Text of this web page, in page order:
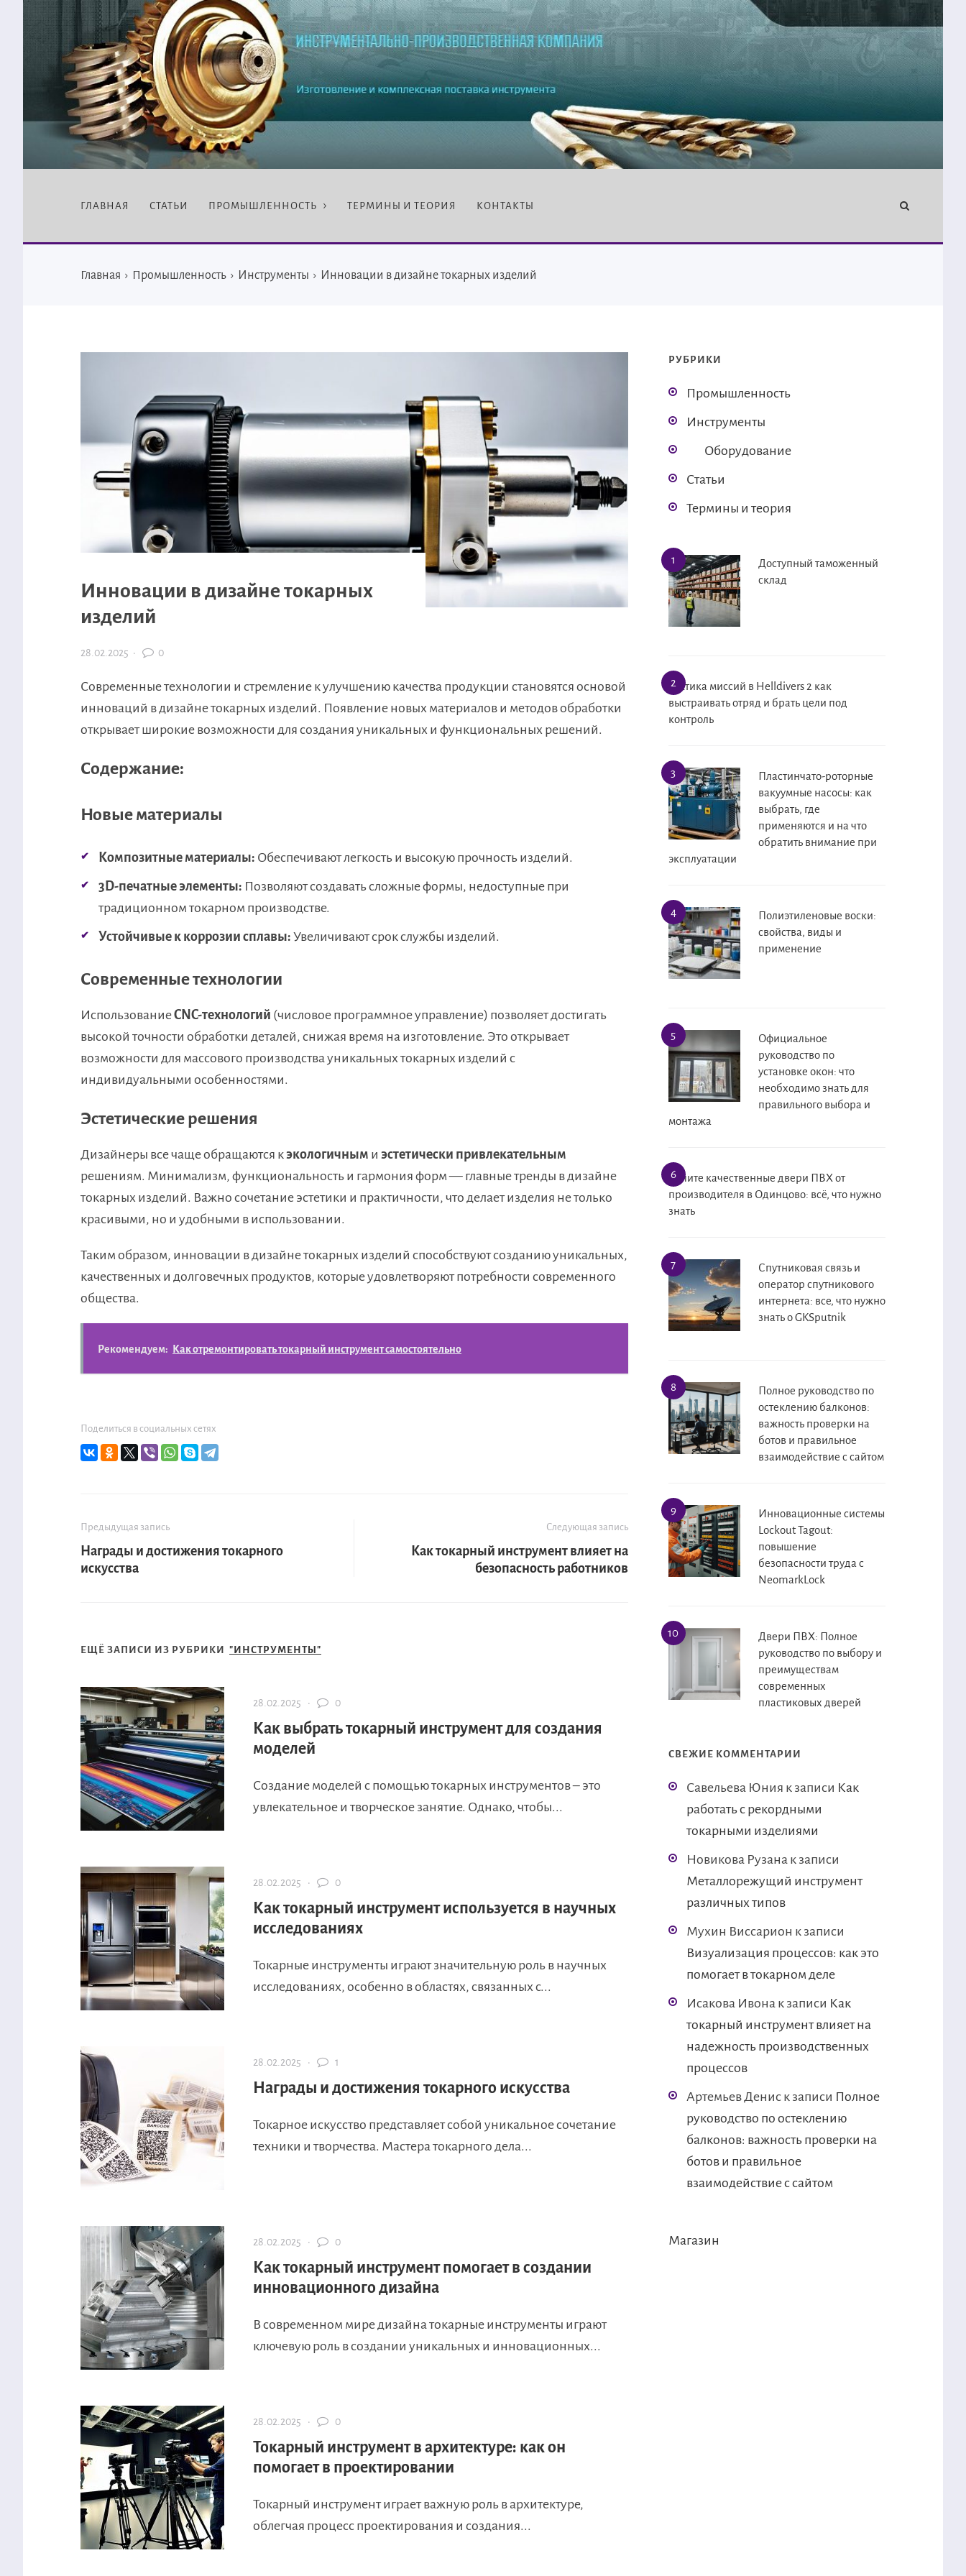
ГЛАВНАЯ СТАТЬИ ПРОМЫШЛЕННОСТЬ ТЕРМИНЫ И ТЕОРИЯ КОНТАКТЫ
Главная › Промышленность › Инструменты › Инновации в дизайне токарных изделий
Инновации в дизайне токарных
изделий
28.02.2025 · 0
Современные технологии и стремление к улучшению качества продукции становятся основой
инноваций в дизайне токарных изделий. Появление новых материалов и методов обработки
открывает широкие возможности для создания уникальных и функциональных решений.
Содержание:
Новые материалы
Композитные материалы: Обеспечивают легкость и высокую прочность изделий.
3D-печатные элементы: Позволяют создавать сложные формы, недоступные при
традиционном токарном производстве.
Устойчивые к коррозии сплавы: Увеличивают срок службы изделий.
Современные технологии
ИспользованиеCNC-технологий (числовое программное управление) позволяет достигать
высокой точности обработки деталей, снижая время на изготовление. Это открывает
возможности для массового производства уникальных токарных изделий с
индивидуальными особенностями.
Эстетические решения
Дизайнеры все чаще обращаются кэкологичным и эстетически привлекательным
решениям. Минимализм, функциональность и гармония форм — главные тренды в дизайне
токарных изделий. Важно сочетание эстетики и практичности, что делает изделия не только
красивыми, но и удобными в использовании.
Таким образом, инновации в дизайне токарных изделий способствуют созданию уникальных,
качественных и долговечных продуктов, которые удовлетворяют потребности современного
общества.
Рекомендуем: Как отремонтировать токарный инструмент самостоятельно
Поделиться в социальных сетях
Предыдущая запись
Награды и достижения токарного
искусства
Следующая запись
Как токарный инструмент влияет на
безопасность работников
ЕЩЁ ЗАПИСИ ИЗ РУБРИКИ "ИНСТРУМЕНТЫ"
28.02.2025 · 0
Как выбрать токарный инструмент для создания
моделей
Создание моделей с помощью токарных инструментов – это
увлекательное и творческое занятие. Однако, чтобы...
28.02.2025 · 0
Как токарный инструмент используется в научных
исследованиях
Токарные инструменты играют значительную роль в научных
исследованиях, особенно в областях, связанных с...
28.02.2025 · 1
Награды и достижения токарного искусства
Токарное искусство представляет собой уникальное сочетание
техники и творчества. Мастера токарного дела...
28.02.2025 · 0
Как токарный инструмент помогает в создании
инновационного дизайна
В современном мире дизайна токарные инструменты играют
ключевую роль в создании уникальных и инновационных...
28.02.2025 · 0
Токарный инструмент в архитектуре: как он
помогает в проектировании
Токарный инструмент играет важную роль в архитектуре,
облегчая процесс проектирования и создания...
РУБРИКИ
Промышленность
Инструменты
Оборудование
Статьи
Термины и теория
Доступный таможенный
склад
Тактика миссий в Helldivers 2 как
выстраивать отряд и брать цели под
контроль
Пластинчато-роторные
вакуумные насосы: как
выбрать, где
применяются и на что
обратить внимание при
эксплуатации
Полиэтиленовые воски:
свойства, виды и
применение
Официальное
руководство по
установке окон: что
необходимо знать для
правильного выбора и
монтажа
Купите качественные двери ПВХ от
производителя в Одинцово: всё, что нужно
знать
Спутниковая связь и
оператор спутникового
интернета: все, что нужно
знать о GKSputnik
Полное руководство по
остеклению балконов:
важность проверки на
ботов и правильное
взаимодействие с сайтом
Инновационные системы
Lockout Tagout:
повышение
безопасности труда с
NeomarkLock
Двери ПВХ: Полное
руководство по выбору и
преимуществам
современных
пластиковых дверей
СВЕЖИЕ КОММЕНТАРИИ
Савельева Юния к записи Как
работать с рекордными
токарными изделиями
Новикова Рузана к записи
Металлорежущий инструмент
различных типов
Мухин Виссарион к записи
Визуализация процессов: как это
помогает в токарном деле
Исакова Ивона к записи Как
токарный инструмент влияет на
надежность производственных
процессов
Артемьев Дениск записи Полное
руководство по остеклению
балконов: важность проверки на
ботов и правильное
взаимодействие с сайтом
Магазин